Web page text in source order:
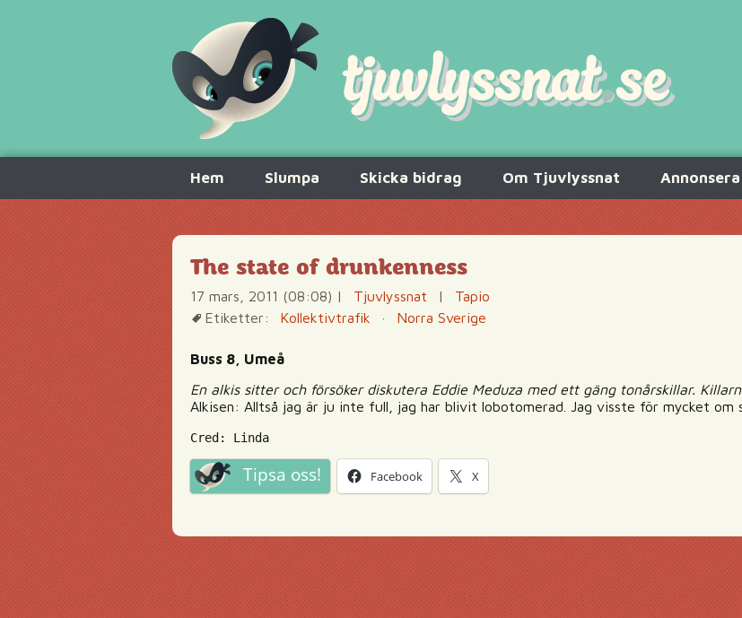
innehåll
Hem Slumpa Skicka bidrag Om Tjuvlyssnat Annonsera
The state of drunkenness
17 mars, 2011 (08:08) | Tjuvlyssnat |
Tapio
Etiketter:
Kollektivtrafik · Norra Sverige
Buss 8, Umeå
En alkis sitter och försöker diskutera Eddie Meduza med ett gäng tonårskillar.
Alkisen: Alltså jag är ju inte full, jag har blivit lobotomerad. Jag visste för mycket om
Cred: Linda
Tipsa oss! Facebook X